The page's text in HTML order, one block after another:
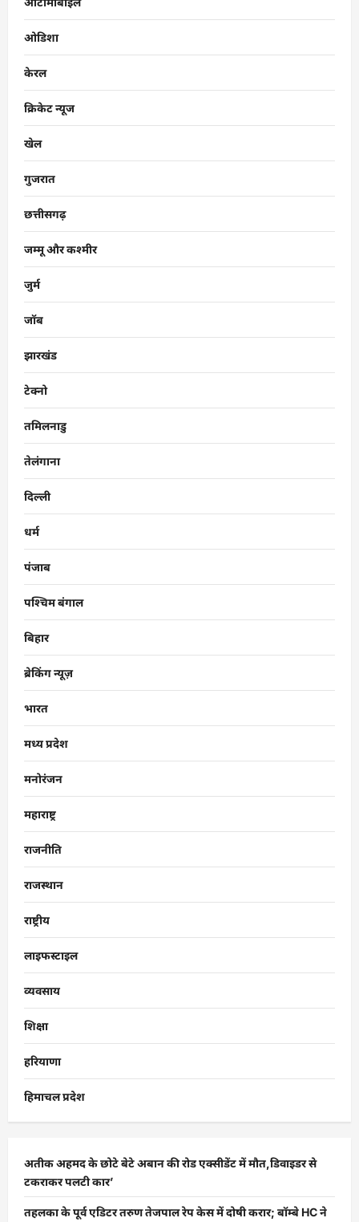
ओडिशा
केरल
क्रिकेट न्यूज
खेल
गुजरात
छत्तीसगढ़
जम्मू और कश्मीर
जुर्म
जॉब
झारखंड
टेक्नो
तमिलनाडु
तेलंगाना
दिल्ली
धर्म
पंजाब
पश्चिम बंगाल
बिहार
ब्रेकिंग न्यूज़
भारत
मध्य प्रदेश
मनोरंजन
महाराष्ट्र
राजनीति
राजस्थान
राष्ट्रीय
लाइफस्टाइल
व्यवसाय
शिक्षा
हरियाणा
हिमाचल प्रदेश
अतीक अहमद के छोटे बेटे अबान की रोड एक्सीडेंट में मौत,डिवाइडर से
टकराकर पलटी कार’
तहलका के पूर्व एडिटर तरुण तेजपाल रेप केस में दोषी करार; बॉम्बे HC ने